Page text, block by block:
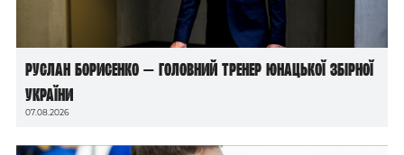
Руслан Борисенко — головний тренер юнацької збірної
України
07.08.2026